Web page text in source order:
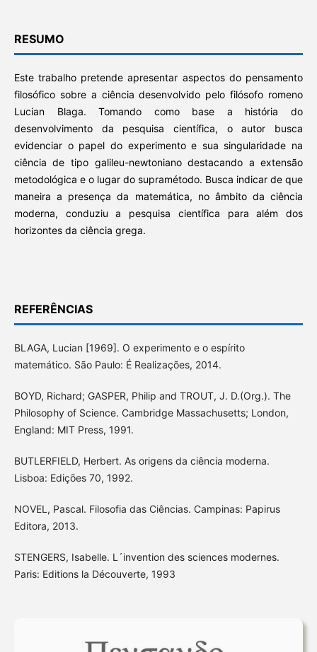
RESUMO
Este trabalho pretende apresentar aspectos do pensamento
filosófico sobre a ciência desenvolvido pelo filósofo romeno
Lucian Blaga. Tomando como base a história do
desenvolvimento da pesquisa científica, o autor busca
evidenciar o papel do experimento e sua singularidade na
ciência de tipo galileu-newtoniano destacando a extensão
metodológica e o lugar do supramétodo. Busca indicar de que
maneira a presença da matemática, no âmbito da ciência
moderna, conduziu a pesquisa científica para além dos
horizontes da ciência grega.
REFERÊNCIAS
BLAGA, Lucian [1969]. O experimento e o espírito
matemático. São Paulo: É Realizações, 2014.
BOYD, Richard; GASPER, Philip and TROUT, J. D.(Org.). The
Philosophy of Science. Cambridge Massachusetts; London,
England: MIT Press, 1991.
BUTLERFIELD, Herbert. As origens da ciência moderna.
Lisboa: Edições 70, 1992.
NOVEL, Pascal. Filosofia das Ciências. Campinas: Papirus
Editora, 2013.
STENGERS, Isabelle. L´invention des sciences modernes.
Paris: Editions la Découverte, 1993